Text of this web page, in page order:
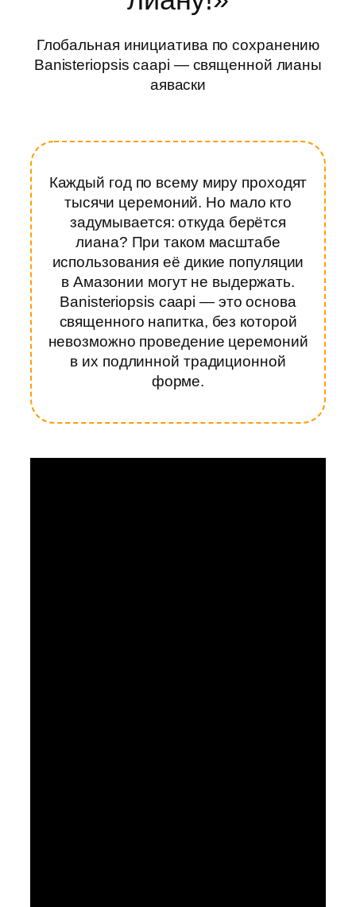
Глобальная инициатива по сохранению
Banisteriopsis caapi — священной лианы
аяваски
Каждый год по всему миру проходят
тысячи церемоний. Но мало кто
задумывается: откуда берётся
лиана? При таком масштабе
использования её дикие популяции
в Амазонии могут не выдержать.
Banisteriopsis caapi — это основа
священного напитка, без которой
невозможно проведение церемоний
в их подлинной традиционной
форме.